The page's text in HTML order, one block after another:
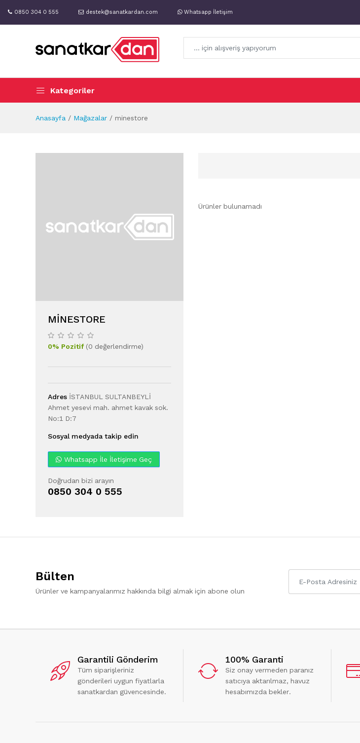
0850 304 0 555 destek@sanatkardan.com Whatsapp İletişim
Kategoriler
Anasayfa Mağazalar minestore
MINESTORE
0% Pozitif(0 değerlendirme)
Adres İSTANBUL SULTANBEYLİ
Ahmet yesevi mah. ahmet kavak sok.
No:1 D:7
Sosyal medyada takip edin
Whatsapp İle İletişime Geç
Doğrudan bizi arayın
0850 304 0 555
Ürünler bulunamadı
Bülten
Ürünler ve kampanyalarımız hakkında bilgi almak için abone olun
Garantili Gönderim
Tüm siparişleriniz
gönderileri uygun fiyatlarla
sanatkardan güvencesinde.
100% Garanti
Siz onay vermeden paranız
satıcıya aktarılmaz, havuz
hesabımızda bekler.